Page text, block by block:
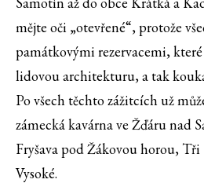
mějte oči „otevřené“, protože
památkovými rezervacemi,
lidovou architekturu, a tak
Po všech těchto zážitcích už
zámecká kavárna ve Žďáru nad
Fryšava pod Žákovou horou, Tři
Vysoké.